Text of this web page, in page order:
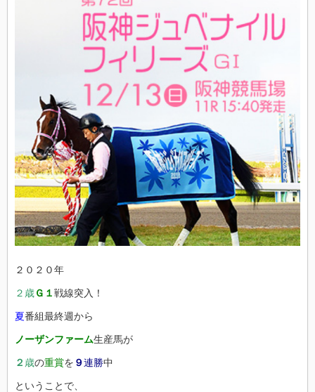
２０２０年
２歳Ｇ１戦線突入！
夏番組最終週から
ノーザンファーム生産馬が
２ 歳の重賞を ９連勝中
ということで、